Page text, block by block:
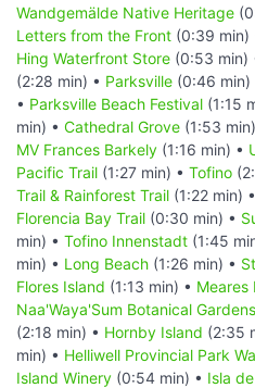
Wandgemälde Native Heritage
Letters from the Front (0:39 min)
Hing Waterfront Store (0:53 min)
(2:28 min) • Parksville (0:46 min)
• Parksville Beach Festival (1:15
min) • Cathedral Grove (1:53
MV Frances Barkely (1:16 min) •
Pacific Trail (1:27 min) • Tofino
Trail & Rainforest Trail (1:22 min) •
Florencia Bay Trail (0:30 min) •
min) • Tofino Innenstadt (1:45
min) • Long Beach (1:26 min) •
Flores Island (1:13 min) • Meares
Naa'Waya'Sum Botanical Gardens
(2:18 min) • Hornby Island (2:35
min) • Helliwell Provincial Park
Island Winery (0:54 min) • Isla